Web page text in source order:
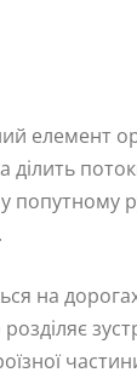
елемент
ділить
на